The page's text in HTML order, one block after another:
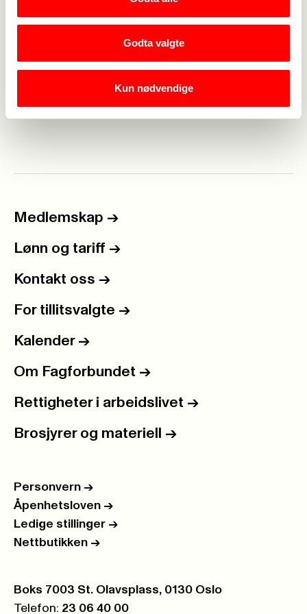
Godta valgte
Kun nødvendige
Renskrivingen av hovedlinjene er i gang og de vil
snarlig publiseres på nettsidene.
arbeidet med å konkretesere målsetningene satt
av Landskonferansen. Det blir et spennende
Medlemskap ->
Lønn og tariff ->
Kontakt oss ->
For tillitsvalgte ->
Kalender ->
Om Fagforbundet ->
Rettigheter i arbeidslivet ->
Brosjyrer og materiell ->
Personvern ->
Åpenhetsloven ->
Ledige stillinger ->
Nettbutikken ->
Postboks:
Boks 7003 St. Olavsplass, 0130 Oslo
Telefon: 23 06 40 00